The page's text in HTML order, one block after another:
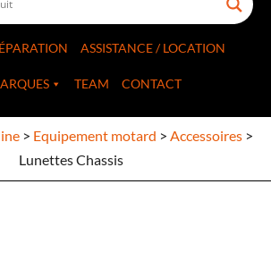
ASSISTANCE / LOCATION
TEAM CONTACT
> Equipement motard > Accessoires>
Lunettes Chassis